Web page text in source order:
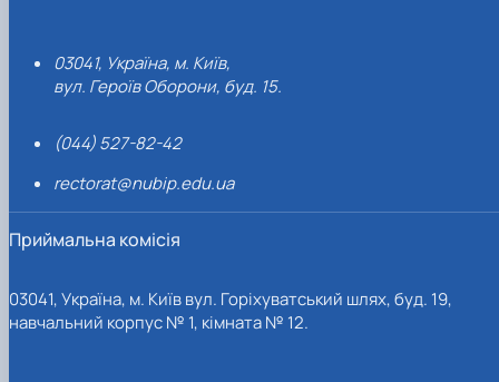
03041, Україна, м. Київ,
вул. Героїв Оборони, буд. 15.
(044) 527-82-42
rectorat@nubip.edu.ua
Приймальна комісія
03041, Україна, м. Київ вул. Горіхуватський шлях, буд. 19,
навчальний корпус № 1, кімната № 12.